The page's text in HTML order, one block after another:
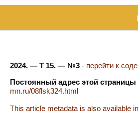
2024. — Т 15. — №3 - перейти к
Постоянный адрес этой страницы
mn.ru/08flsk324.html
This article metadata is also available